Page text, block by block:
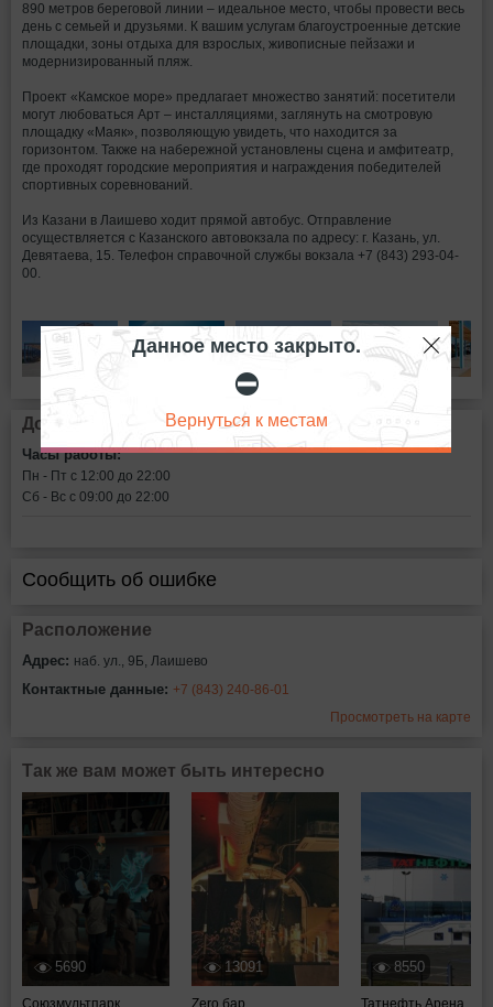
890 метров береговой линии – идеальное место, чтобы провести весь
день с семьей и друзьями. К вашим услугам благоустроенные детские
площадки, зоны отдыха для взрослых, живописные пейзажи и
модернизированный пляж.
Проект «Камское море» предлагает множество занятий: посетители
могут любоваться Арт – инсталляциями, заглянуть на смотровую
площадку «Маяк», позволяющую увидеть, что находится за
горизонтом. Также на набережной установлены сцена и амфитеатр,
где проходят городские мероприятия и награждения победителей
спортивных соревнований.
Из Казани в Лаишево ходит прямой автобус. Отправление
осуществляется с Казанского автовокзала по адресу: г. Казань, ул.
Девятаева, 15. Телефон справочной службы вокзала +7 (843) 293-04-
00.
Дополнительная информация
Часы работы:
Пн - Пт c 12:00 до 22:00
Сб - Вс c 09:00 до 22:00
Сообщить об ошибке
Расположение
Адрес: наб. ул., 9Б, Лаишево
Контактные данные: +7 (843) 240-86-01
Просмотреть на карте
Так же вам может быть интересно
5690
Союзмультпарк
13091
Zero бар
8550
Татнефть Арена
Данное место закрыто.
⛔
Вернуться к местам